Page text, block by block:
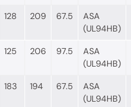
128 209 67.5
ASA
(UL94HB)
125 206 97.5
ASA
(UL94HB)
183 194 67.5
ASA
(UL94HB)